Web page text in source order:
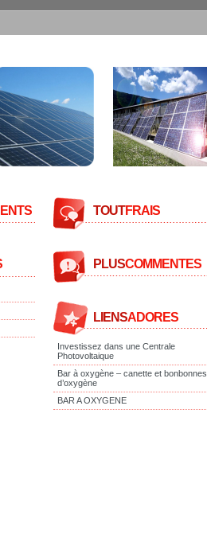
TOUTFRAIS
PLUSCOMMENTES
LIENSADORES
Investissez dans une Centrale
Photovoltaique
Bar à oxygène – canette et bonbonnes
d’oxygène
BAR A OXYGENE